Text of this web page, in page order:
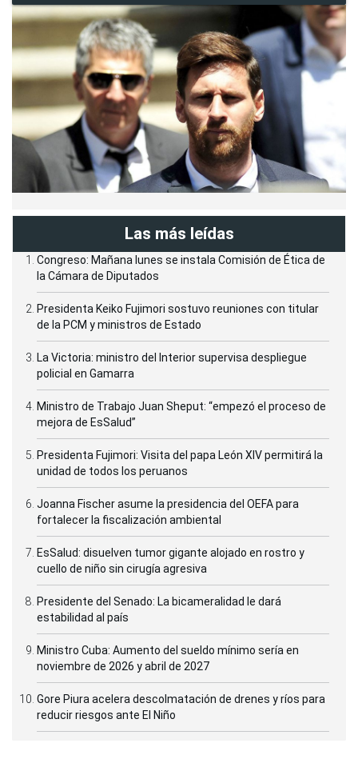
Las más leídas
Congreso: Mañana lunes se instala Comisión de Ética de
la Cámara de Diputados
Presidenta Keiko Fujimori sostuvo reuniones con titular
de la PCM y ministros de Estado
La Victoria: ministro del Interior supervisa despliegue
policial en Gamarra
Ministro de Trabajo Juan Sheput: “empezó el proceso de
mejora de EsSalud”
Presidenta Fujimori: Visita del papa León XIV permitirá la
unidad de todos los peruanos
Joanna Fischer asume la presidencia del OEFA para
fortalecer la fiscalización ambiental
EsSalud: disuelven tumor gigante alojado en rostro y
cuello de niño sin cirugía agresiva
Presidente del Senado: La bicameralidad le dará
estabilidad al país
Ministro Cuba: Aumento del sueldo mínimo sería en
noviembre de 2026 y abril de 2027
Gore Piura acelera descolmatación de drenes y ríos para
reducir riesgos ante El Niño